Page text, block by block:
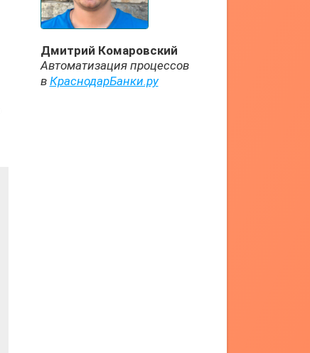
Дмитрий Комаровский
Автоматизация процессов
в КраснодарБанки.ру